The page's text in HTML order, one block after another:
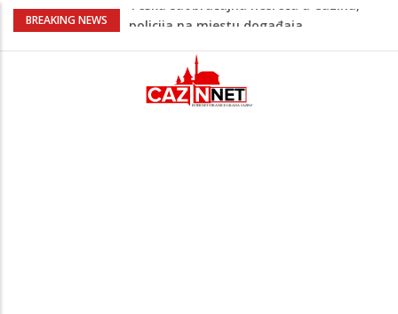
BREAKING NEWS
Ovo je 24-godišnji mladić koji je izgubio
Na Ahiret preselio LJUBIJANKIĆ (Hasan)
Na Ahiret preselio HALILOVIĆ (Smajil)